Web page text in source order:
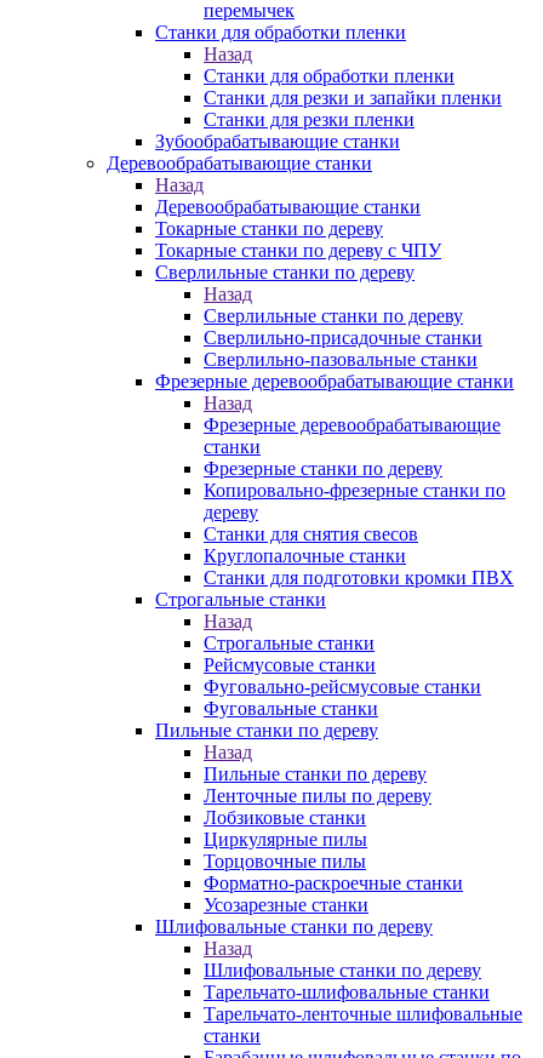
перемычек
Станки для обработки пленки
Назад
Станки для обработки пленки
Станки для резки и запайки пленки
Станки для резки пленки
Зубообрабатывающие станки
Деревообрабатывающие станки
Назад
Деревообрабатывающие станки
Токарные станки по дереву
Токарные станки по дереву с ЧПУ
Сверлильные станки по дереву
Назад
Сверлильные станки по дереву
Сверлильно-присадочные станки
Сверлильно-пазовальные станки
Фрезерные деревообрабатывающие станки
Назад
Фрезерные деревообрабатывающие
станки
Фрезерные станки по дереву
Копировально-фрезерные станки по
дереву
Станки для снятия свесов
Круглопалочные станки
Станки для подготовки кромки ПВХ
Строгальные станки
Назад
Строгальные станки
Рейсмусовые станки
Фуговально-рейсмусовые станки
Фуговальные станки
Пильные станки по дереву
Назад
Пильные станки по дереву
Ленточные пилы по дереву
Лобзиковые станки
Циркулярные пилы
Торцовочные пилы
Форматно-раскроечные станки
Усозарезные станки
Шлифовальные станки по дереву
Назад
Шлифовальные станки по дереву
Тарельчато-шлифовальные станки
Тарельчато-ленточные шлифовальные
станки